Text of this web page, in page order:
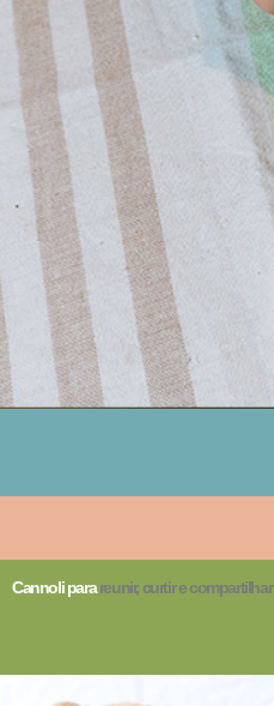
Cannoli parareunir, curtir e compartilhar